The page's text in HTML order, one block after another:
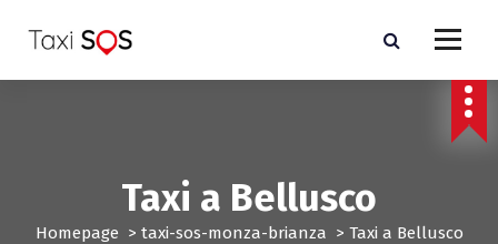
a
Taxi a Bellusco
Homepage > taxi-sos-monza-brianza > Taxi a Bellusco